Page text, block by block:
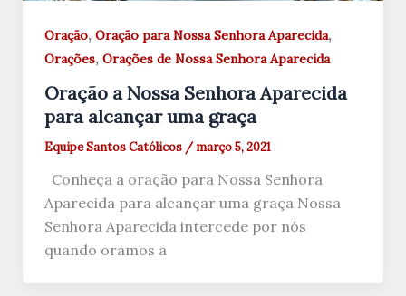
Oração, Oração para Nossa Senhora Aparecida,
Orações, Orações de Nossa Senhora Aparecida
Oração a Nossa Senhora Aparecida
para alcançar uma graça
Equipe Santos Católicos / março 5, 2021
Conheça a oração para Nossa Senhora
Aparecida para alcançar uma graça Nossa
Senhora Aparecida intercede por nós
quando oramos a